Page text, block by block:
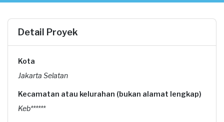
Detail Proyek
Kota
Jakarta Selatan
Kecamatan atau kelurahan (bukan alamat lengkap)
Keb******